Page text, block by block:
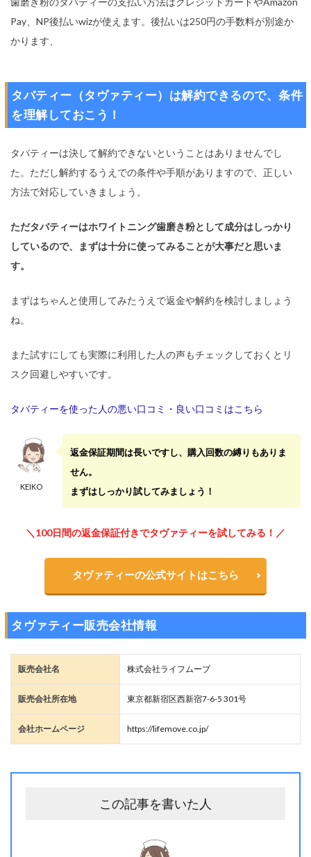
Pay、NP後払いwizが使えます。後払いは250円の手数料が別途か
かります、
タバティー（タヴァティー）は解約できるので、条件
を理解しておこう！
タバティーは決して解約できないということはありませんでし
た。ただし解約するうえでの条件や手順がありますので、正しい
方法で対応していきましょう。
ただタバティーはホワイトニング歯磨き粉として成分はしっかり
しているので、まずは十分に使ってみることが大事だと思いま
す。
まずはちゃんと使用してみたうえで返金や解約を検討しましょう
ね。
また試すにしても実際に利用した人の声もチェックしておくとリ
スク回避しやすいです。
タバティーを使った人の悪い口コミ・良い口コミはこちら
KEIKO
返金保証期間は長いですし、購入回数の縛りもありま
せん。
まずはしっかり試してみましょう！
＼100日間の返金保証付きでタヴァティーを試してみる！／
タヴァティーの公式サイトはこちら
タヴァティー販売会社情報
販売会社名 株式会社ライフムーブ
販売会社所在地 東京都新宿区西新宿7-6-5 301号
会社ホームページ https://lifemove.co.jp/
この記事を書いた人